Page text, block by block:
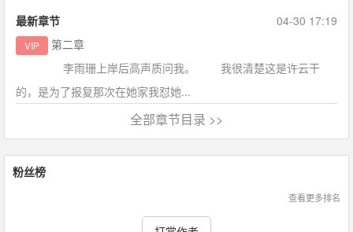
最新章节 04-30 17:19
VIP
第二章
李雨珊上岸后高声质问我。 我很清楚这是许云干
的，是为了报复那次在她家我怼她...
全部章节目录 >>
粉丝榜
查看更多排名